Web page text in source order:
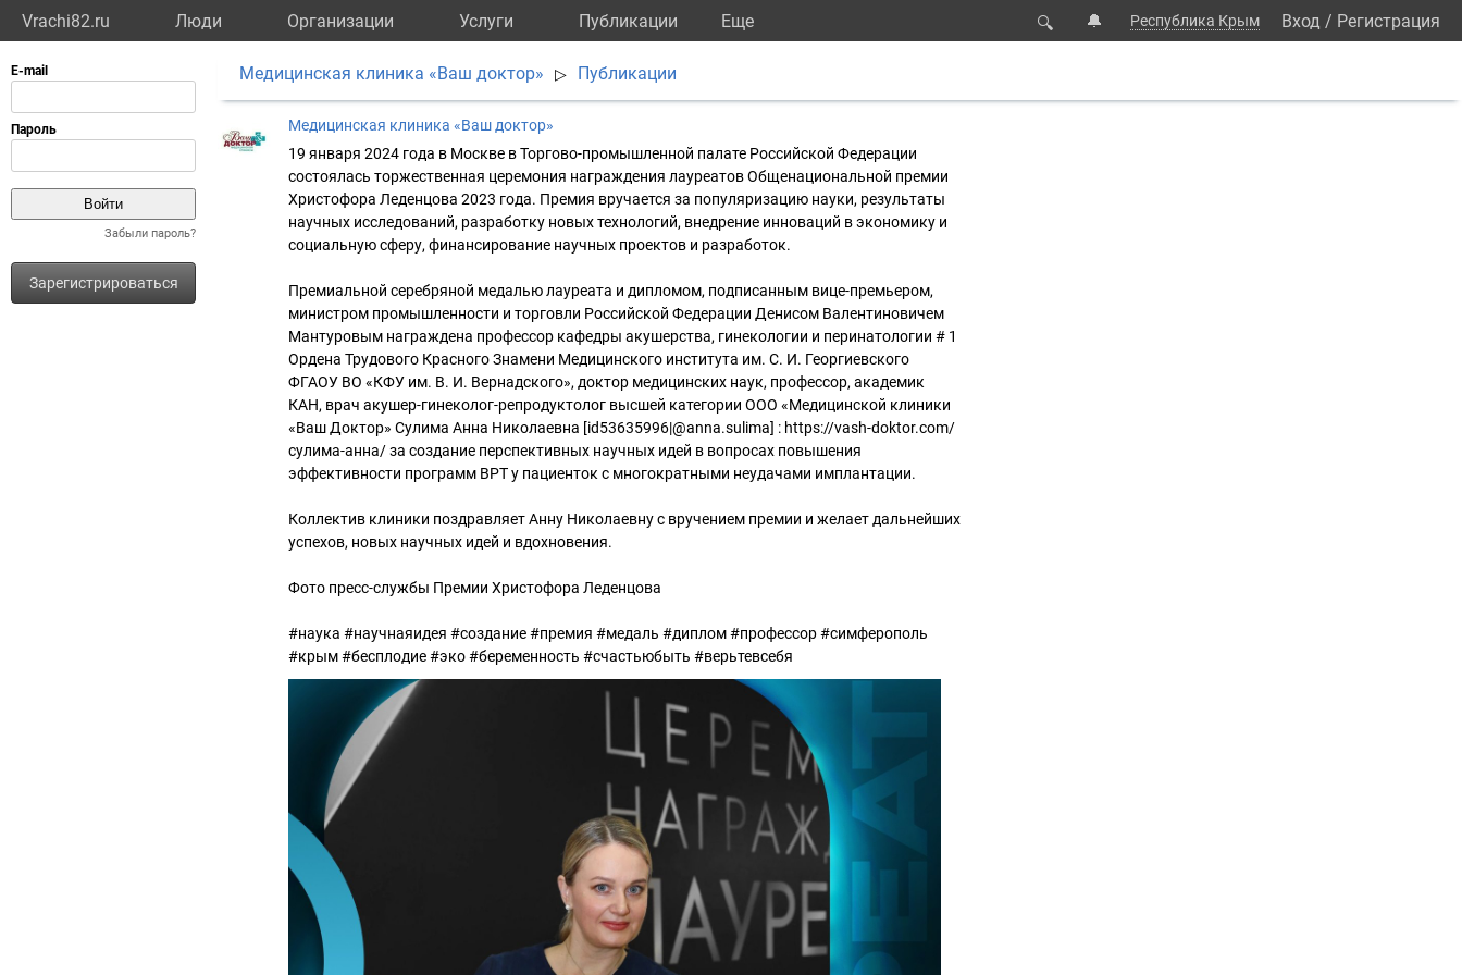
Vrachi82.ru Люди Организации Услуги Публикации Eще 🔍 🔔 Республика Крым Вход / Регистрация
Забыли пароль?
Зарегистрироваться
Медицинская клиника «Ваш доктор» ▷ Публикации
Медицинская клиника «Ваш доктор»
19 января 2024 года в Москве в Торгово-промышленной палате Российской Федерации
состоялась торжественная церемония награждения лауреатов Общенациональной премии
Христофора Леденцова 2023 года. Премия вручается за популяризацию науки, результаты
научных исследований, разработку новых технологий, внедрение инноваций в экономику и
социальную сферу, финансирование научных проектов и разработок.
Премиальной серебряной медалью лауреата и дипломом, подписанным вице-премьером,
министром промышленности и торговли Российской Федерации Денисом Валентиновичем
Мантуровым награждена профессор кафедры акушерства, гинекологии и перинатологии # 1
Ордена Трудового Красного Знамени Медицинского института им. С. И. Георгиевского
ФГАОУ ВО «КФУ им. В. И. Вернадского», доктор медицинских наук, профессор, академик
КАН, врач акушер-гинеколог-репродуктолог высшей категории ООО «Медицинской клиники
«Ваш Доктор» Сулима Анна Николаевна [id53635996|@anna.sulima] : https://vash-doktor.com/
сулима-анна/ за создание перспективных научных идей в вопросах повышения
эффективности программ ВРТ у пациенток с многократными неудачами имплантации.
Коллектив клиники поздравляет Анну Николаевну с вручением премии и желает дальнейших
успехов, новых научных идей и вдохновения.
Фото пресс-службы Премии Христофора Леденцова
#наука #научнаяидея #создание #премия #медаль #диплом #профессор #симферополь
#крым #бесплодие #эко #беременность #счастьюбыть #верьтевсебя